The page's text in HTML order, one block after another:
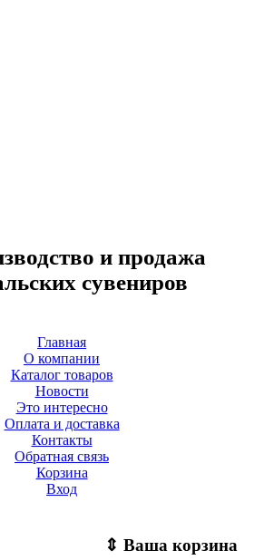
и продажа
сувениров
Главная
О компании
Каталог товаров
Новости
Это интересно
Оплата и доставка
Контакты
Обратная связь
Корзина
Вход
⇕ Ваша корзина